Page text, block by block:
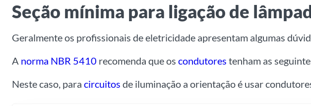
Seção mínima para ligação de
Geralmente os profissionais de eletricidade apresentam algumas
A norma NBR 5410 recomenda que os condutores tenham as
Neste caso, para circuitos de iluminação a orientação é usar